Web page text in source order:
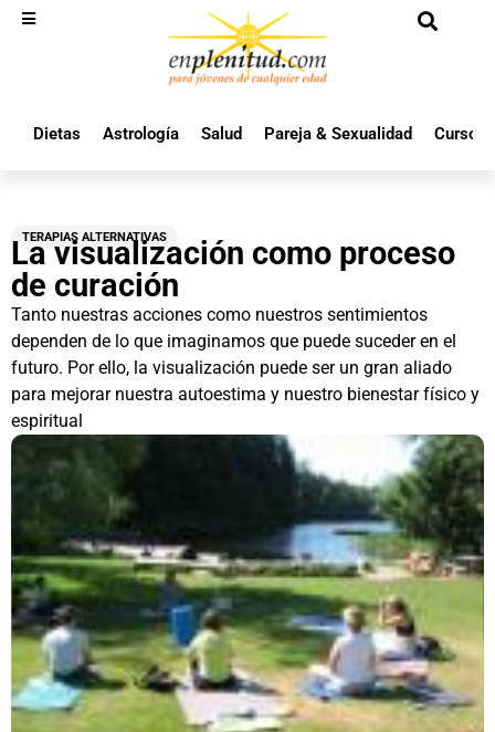
Dietas Astrología Salud Pareja & Sexualidad Cursos
TERAPIAS ALTERNATIVAS
La visualización como proceso
de curación
Tanto nuestras acciones como nuestros sentimientos
dependen de lo que imaginamos que puede suceder en el
futuro. Por ello, la visualización puede ser un gran aliado
para mejorar nuestra autoestima y nuestro bienestar físico y
espiritual